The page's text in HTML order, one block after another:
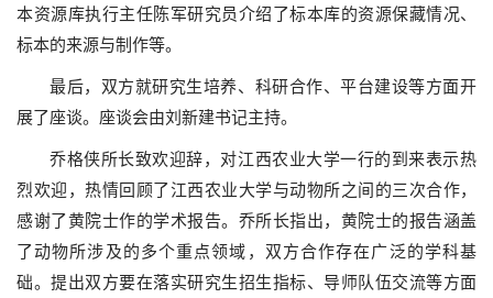
本资源库执行主任陈军研究员介绍了标本库的资源保藏情况、
标本的来源与制作等。
最后，双方就研究生培养、科研合作、平台建设等方面开
展了座谈。座谈会由刘新建书记主持。
乔格侠所长致欢迎辞，对江西农业大学一行的到来表示热
烈欢迎，热情回顾了江西农业大学与动物所之间的三次合作，
感谢了黄院士作的学术报告。乔所长指出，黄院士的报告涵盖
了动物所涉及的多个重点领域，双方合作存在广泛的学科基
础。提出双方要在落实研究生招生指标、导师队伍交流等方面